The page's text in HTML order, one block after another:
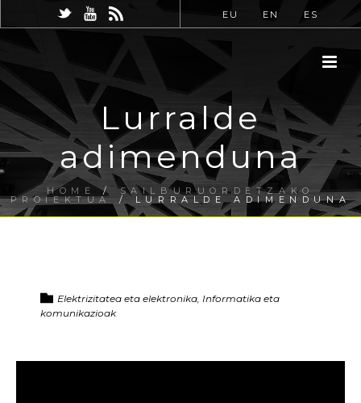
EU EN ES
Lurralde
adimenduna
HOME /SAILBURUORDETZAKO
PROIEKTUA / LURRALDE ADIMENDUNA
Elektrizitatea eta elektronika, Informatika eta
komunikazioak